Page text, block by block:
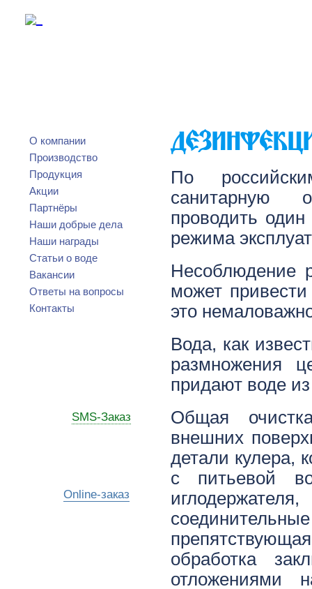
О компании
Производство
Продукция
Акции
Партнёры
Наши добрые дела
Наши награды
Статьи о воде
Вакансии
Ответы на вопросы
Контакты
SMS-Заказ
Online-заказ
По
санитарную
проводить
режима
Несоблюдение
может привести
это
Вода, как
размножения
придают воде
Общая
внешних
детали кулера,
с питьевой
обработка
отложениями